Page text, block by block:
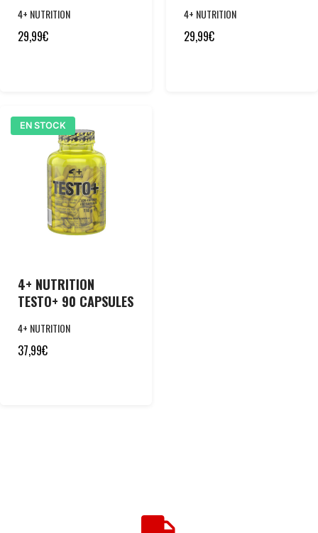
4+ NUTRITION
29,99€
4+ NUTRITION
29,99€
EN STOCK
4+ NUTRITION
TESTO+ 90 CAPSULES
4+ NUTRITION
37,99€